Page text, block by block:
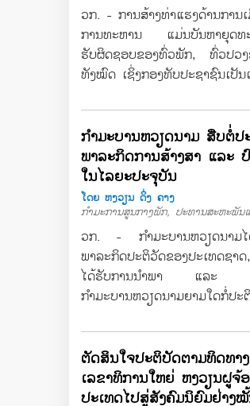
ວກ. - ການສ້າງທ່າແຮງດ້ານກາ
ການທະຫານ ແມ່ນບັນຫາຍຸດ
ຮັບຜິດຊອບຂອງທົ່ວພັກ, ທົ່ວປ
ທັງໝົດ ເຊິ່ງກອງທັບປະຊາຊົນເປັນ
ກຳມະບານຫວຽດນາມ ສືບຕໍ່ປ
ພາລະກິດການສ້າງສາ ແລະ
ໃນໄລຍະປະຈຸບັນ
ໂດຍ ຫງວຽນ ດິ່ງ ຄາງ
ກຳມະການສູນກາງພັກ, ປະທານສະຫະພັນ
ວກ. - ກຳມະບານຫວຽດນາມໄ
ພາລະກິດປະຕິວັດຂອງປະເທດຊ
ໄດ້ຮັບການນຳພາ ແລະ ເຝິ
ກຳມະບານຫວຽດນາມຍາມໃດກໍ່ປ
ຕັດສິນໃຈປະຕິບັດຕາມທິດທາ
ເລຂາທິການໃຫຍ່ ຫງວຽນຝູ
ປະເທດໄປສູ່ສັງຄົມນິຍົມຢ່າງ